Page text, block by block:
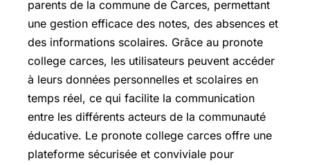
parents de la commune de Carces, permettant
une gestion efficace des notes, des absences et
des informations scolaires. Grâce au pronote
college carces, les utilisateurs peuvent accéder
à leurs données personnelles et scolaires en
temps réel, ce qui facilite la communication
entre les différents acteurs de la communauté
éducative. Le pronote college carces offre une
plateforme sécurisée et conviviale pour